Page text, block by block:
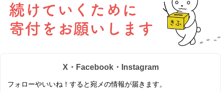
X・Facebook・Instagram
フォローやいいね！すると宛メの情報が届きます。